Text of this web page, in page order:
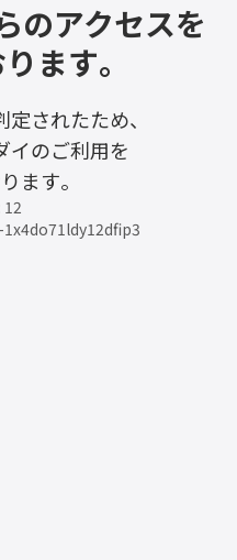
のアクセスを
ます。
されたため、
イのご利用を
ます。
12